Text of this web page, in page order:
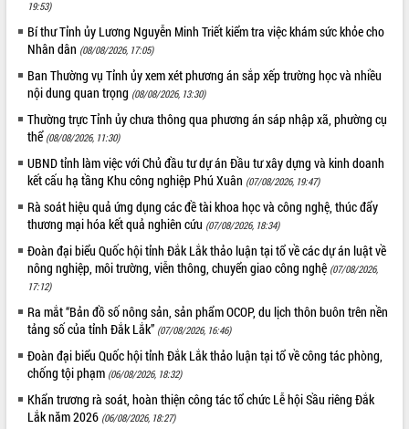
cách mạng
Rà soát, hoàn thiện hệ thống thiết chế
văn hóa, thể thao đáp ứng yêu cầu
phát triển mới
Thường trực HĐND tỉnh Đắk Lắk gặp
mặt Đoàn chuyên gia y tế TP. Hồ Chí
Minh
Lễ truy điệu và an táng hài cốt liệt sĩ
tại Nghĩa trang Liệt sĩ xã Sơn Hòa
Bàn giải pháp tháo gỡ khó khăn trong
xuất khẩu sầu riêng và triển khai quy
định EUDR
Thứ trưởng Bộ Nông nghiệp và Môi
trường Nguyễn Hoàng Hiệp khảo sát
vùng trồng và doanh nghiệp đóng gói
sầu riêng tại Đắk Lắk
Trình diễn nghệ thuật chế biến các
món ăn từ sầu riêng
Đắk Lắk công bố Quy hoạch và xúc
tiến đầu tư tỉnh
Ngành cá ngừ Đắk Lắk chủ động thích
Hôm nay: 20152
Tất cả:
66105820
19:53)
Bí thư Tỉnh ủy Lương Nguyễn Minh Triết kiểm tra việc khám sức khỏe cho
Nhân dân (08/08/2026, 17:05)
Ban Thường vụ Tỉnh ủy xem xét phương án sắp xếp trường học và nhiều
nội dung quan trọng (08/08/2026, 13:30)
Thường trực Tỉnh ủy chưa thông qua phương án sáp nhập xã, phường cụ
thể (08/08/2026, 11:30)
UBND tỉnh làm việc với Chủ đầu tư dự án Đầu tư xây dựng và kinh doanh
kết cấu hạ tầng Khu công nghiệp Phú Xuân (07/08/2026, 19:47)
Rà soát hiệu quả ứng dụng các đề tài khoa học và công nghệ, thúc đẩy
thương mại hóa kết quả nghiên cứu (07/08/2026, 18:34)
Đoàn đại biểu Quốc hội tỉnh Đắk Lắk thảo luận tại tổ về các dự án luật về
nông nghiệp, môi trường, viễn thông, chuyển giao công nghệ (07/08/2026,
17:12)
Ra mắt “Bản đồ số nông sản, sản phẩm OCOP, du lịch thôn buôn trên nền
tảng số của tỉnh Đắk Lắk” (07/08/2026, 16:46)
Đoàn đại biểu Quốc hội tỉnh Đắk Lắk thảo luận tại tổ về công tác phòng,
chống tội phạm (06/08/2026, 18:32)
Khẩn trương rà soát, hoàn thiện công tác tổ chức Lễ hội Sầu riêng Đắk
Lắk năm 2026 (06/08/2026, 18:27)